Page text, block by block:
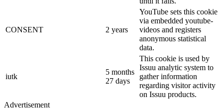
CONSENT 2 years
YouTube sets this cookie
via embedded youtube-
videos and registers
anonymous statistical
data.
iutk
5 months
27 days
This cookie is used by
Issuu analytic system to
gather information
regarding visitor activity
on Issuu products.
Advertisement